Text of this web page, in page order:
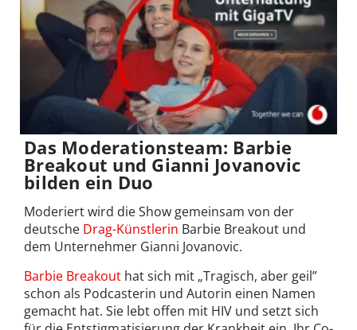
Das Moderationsteam: Barbie
Breakout und Gianni Jovanovic
bilden ein Duo
Moderiert wird die Show gemeinsam von der
deutsche Drag-Künstlerin Barbie Breakout und
dem Unternehmer Gianni Jovanovic.
Barbie Breakout hat sich mit „Tragisch, aber geil”
schon als Podcasterin und Autorin einen Namen
gemacht hat. Sie lebt offen mit HIV und setzt sich